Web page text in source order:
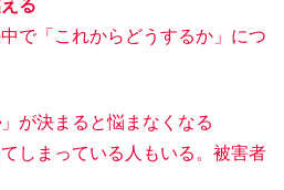
る
で「これからどうするか」につ
」が決まると悩まなくなる
しまっている人もいる。被害者